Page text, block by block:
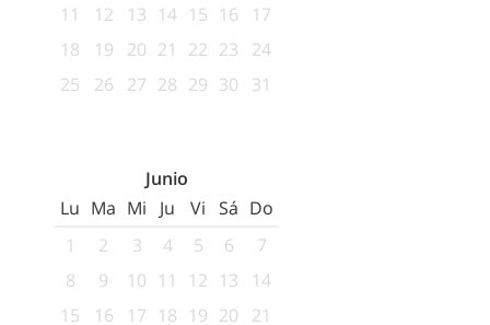
11
12 13 14 15 16
17
18
19 20 21 22 23
24
25
26 27 28 29 30 31
Junio
Lu Ma Mi Ju Vi Sá Do
1
2 3 4 5 6
7
8
9 10 11 12 13
14
15
16 17 18 19 20 21